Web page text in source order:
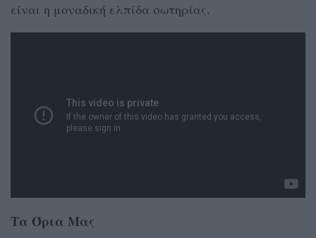
είναι η μοναδική ελπίδα σωτηρίας.
Τα Όρια Μας